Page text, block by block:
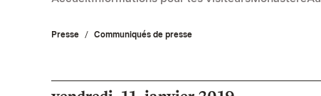
Presse Communiqués de presse